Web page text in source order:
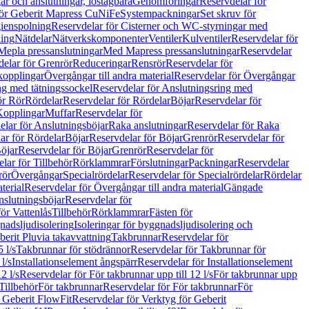
Geberit Mapress CuNiFeSystempackningarSet skruv för
Reservdelar för Cisterner och WC-styrningar med
NätdelarNätverkskomponenterVentilerKulventilerReservdelar för
pressanslutningarMed Mapress pressanslutningarReservdelar
för GrenrörReduceringarRensrörReservdelar för
Övergångar till andra materialReservdelar för Övergångar
med tätningssockelReservdelar för Anslutningsring med
RörRördelarReservdelar för RördelarBöjarReservdelar för
MuffarReservdelar för
för AnslutningsböjarRaka anslutningarReservdelar för Raka
för RördelarBöjarReservdelar för BöjarGrenrörReservdelar för
Reservdelar för BöjarGrenrörReservdelar för
för TillbehörRörklammrarFörslutningarPackningarReservdelar
ÖvergångarSpecialrördelarReservdelar för SpecialrördelarRördelar
Reservdelar för Övergångar till andra materialGängade
Reservdelar för
VattenlåsTillbehörRörklammrarFästen för
Isoleringar för byggnadsljudisolering och
Pluvia takavvattningTakbrunnarReservdelar för
l/sTakbrunnar för stödrännorReservdelar för Takbrunnar för
sInstallationselement ångspärrReservdelar för Installationselement
l/sReservdelar för För takbrunnar upp till 12 l/sFör takbrunnar upp
För takbrunnarReservdelar för För takbrunnarFör
FlowFitReservdelar för Verktyg för Geberit